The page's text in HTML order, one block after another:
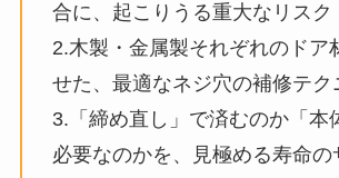
合に、起こりうる重大なリスク
2.木製・金属製それぞれのドア
せた、最適なネジ穴の補修テク
3.「締め直し」で済むのか「本
必要なのかを、見極める寿命の